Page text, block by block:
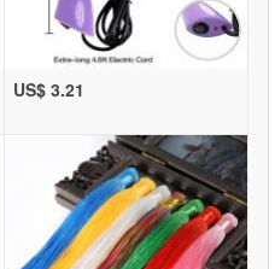
US$ 3.21